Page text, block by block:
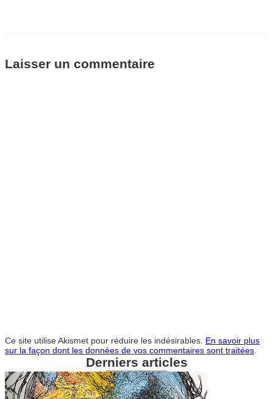
Laisser un commentaire
Ce site utilise Akismet pour réduire les indésirables. En savoir plus
sur la façon dont les données de vos commentaires sont traitées
Derniers articles